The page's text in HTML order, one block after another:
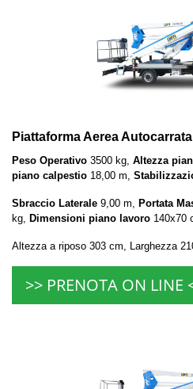
Piattaforma Aerea
Peso Operativo 3500 kg, Altezza
piano calpestio 18,00 m,
Sbraccio Laterale 9,00 m, Portata
kg, Dimensioni piano lavoro 140x70
Altezza a riposo 303 cm, Larghezza
>> PRENOTA ON LINE